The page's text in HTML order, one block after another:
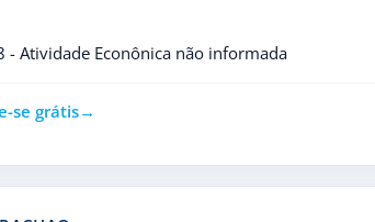
- Atividade Econônica não informada
se grátis